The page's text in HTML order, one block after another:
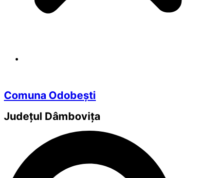
Comuna Odobești
Județul Dâmbovița